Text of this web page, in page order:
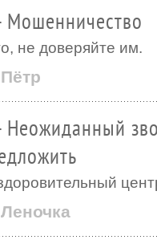
Мошенничество
не доверяйте им.
Неожиданный